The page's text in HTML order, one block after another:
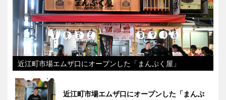
近江町市場エムザ口にオープンした「まんぷく屋」
近江町市場エムザ口にオープンした「まんぷ